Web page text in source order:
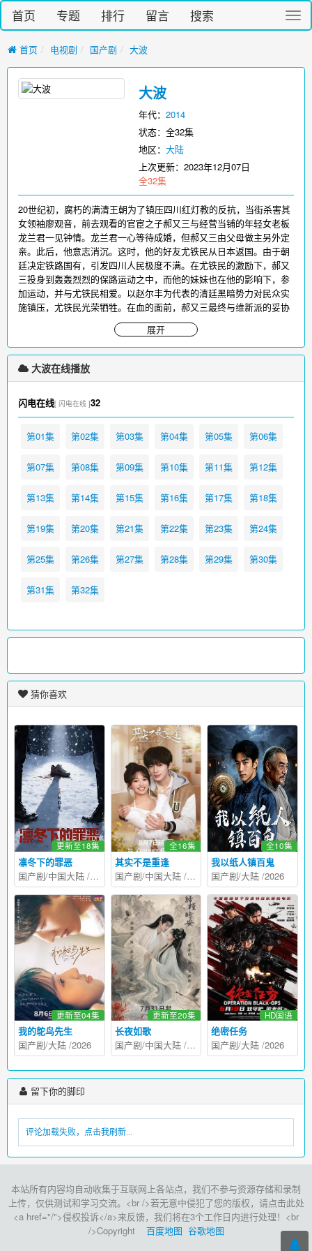
切
换
首页 专题 排行 留言 搜索
首页 电视剧 国产剧 大波
大波
年代：2014
状态：全32集
地区：大陆
上次更新：2023年12月07日
全32集
展开
20世纪初，腐朽的满清王朝为了镇压四川红灯教的反抗，当街杀害其
女领袖廖观音，前去观看的官宦之子郝又三与经营当铺的年轻女老板
龙兰君一见钟情。龙兰君一心等待成婚，但郝又三由父母做主另外定
亲。此后，他意志消沉。这时，他的好友尤铁民从日本返国。由于朝
廷决定铁路国有，引发四川人民极度不满。在尤铁民的激励下，郝又
三投身到轰轰烈烈的保路运动之中，而他的妹妹也在他的影响下，参
加运动，并与尤铁民相爱。以赵尔丰为代表的清廷黑暗势力对民众实
施镇压，尤铁民光荣牺牲。在血的面前，郝又三最终与维新派的妥协
和动摇划清界线，坚决地站在反帝爱国热潮的潮头，并与加入女同志
会的龙兰君并肩作战，在荣昌首义成功后，远赴欧洲寻找真理。
大波免费在线观看，更多影视请访问www.iikk.org
大波在线播放
闪电在线[ 闪电在线 ]32
第01集 第02集 第03集 第04集 第05集 第06集
第07集 第08集 第09集 第10集 第11集 第12集
第13集 第14集 第15集 第16集 第17集 第18集
第19集 第20集 第21集 第22集 第23集 第24集
第25集 第26集 第27集 第28集 第29集 第30集
第31集 第32集
猜你喜欢
凛冬下的罪恶
更新至18集
国产剧/中国大陆 /2026
其实不是重逢
全16集
国产剧/中国大陆/2026
我以纸人镇百鬼
全10集
国产剧/大陆 /2026
我的鸵鸟先生
更新至04集
国产剧/大陆 /2026
长夜如歌
更新至20集
国产剧/中国大陆/2026
绝密任务
HD国语
国产剧/大陆 /2026
留下你的脚印
评论加载失败，点击我刷新...
本站所有内容均自动收集于互联网上各站点，我们不参与资源存储和录制
上传，仅供测试和学习交流。<br />若无意中侵犯了您的版权，请点击此处
<a href="/">侵权投诉</a>来反馈，我们将在3个工作日内进行处理！<br
/>Copyright 百度地图 谷歌地图